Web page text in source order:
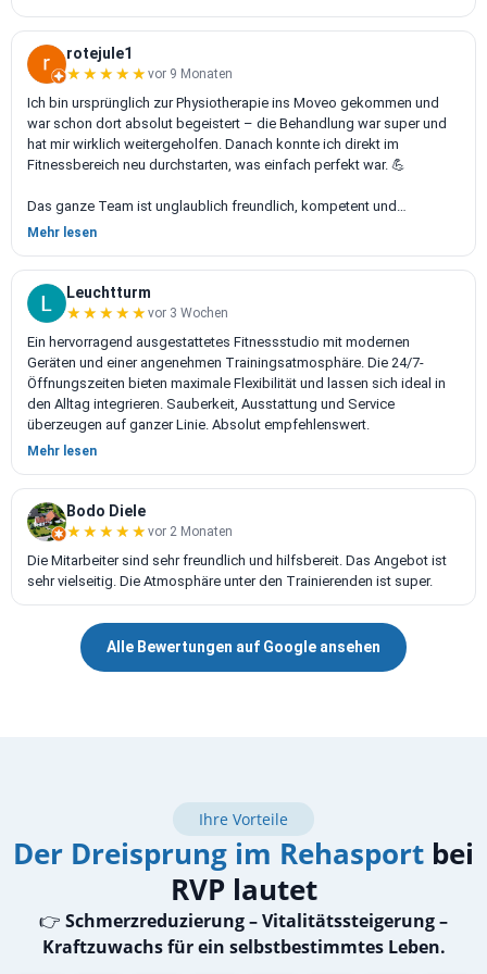
rotejule1
★★★★★
★★★★★ vor 9 Monaten
Ich bin ursprünglich zur Physiotherapie ins Moveo gekommen und
war schon dort absolut begeistert – die Behandlung war super und
hat mir wirklich weitergeholfen. Danach konnte ich direkt im
Fitnessbereich neu durchstarten, was einfach perfekt war. 💪
Das ganze Team ist unglaublich freundlich, kompetent und
motivierend – man bekommt alles prima erklärt, egal ob an den
gut aufgehoben.
Wenn ich zu euch komme, ist es wirklich wie nach Hause kommen.
Mehr lesen
Leuchtturm
★★★★★
★★★★★ vor 3 Wochen
Ein hervorragend ausgestattetes Fitnessstudio mit modernen
Geräten und einer angenehmen Trainingsatmosphäre. Die 24/7-
Öffnungszeiten bieten maximale Flexibilität und lassen sich ideal in
den Alltag integrieren. Sauberkeit, Ausstattung und Service
überzeugen auf ganzer Linie. Absolut empfehlenswert.
Mehr lesen
Bodo Diele
★★★★★
★★★★★ vor 2 Monaten
Die Mitarbeiter sind sehr freundlich und hilfsbereit. Das Angebot ist
sehr vielseitig. Die Atmosphäre unter den Trainierenden ist super.
Alle Bewertungen auf Google ansehen
Ihre Vorteile
Der Dreisprung im Rehasport bei
RVP lautet
👉 Schmerzreduzierung – Vitalitätssteigerung –
Kraftzuwachs für ein selbstbestimmtes Leben.